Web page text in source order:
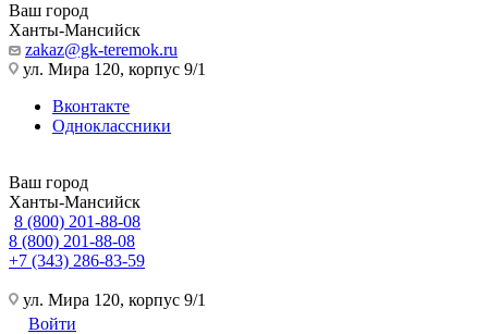
Ваш город
Ханты-Мансийск
zakaz@gk-teremok.ru
ул. Мира 120, корпус 9/1
Вконтакте
Одноклассники
Ваш город
Ханты-Мансийск
8 (800) 201-88-08
8 (800) 201-88-08
+7 (343) 286-83-59
ул. Мира 120, корпус 9/1
Войти